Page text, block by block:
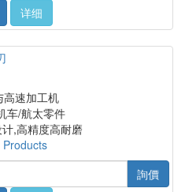
详细
高速加工机
车/航太零件
,高精度高耐磨
Products
詢價